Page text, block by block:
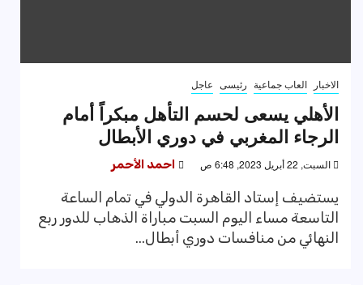
الاخبار العاب جماعية رئيسى عاجل
الأهلي يسعى لحسم التأهل مبكراً أمام
الرجاء المغربي في دوري الأبطال
السبت, 22 أبريل 2023, 6:48 ص احمد الأحمر
يستضيف إستاد القاهرة الدولي في تمام الساعة
التاسعة مساء اليوم السبت مباراة الذهاب للدور ربع
النهائي من منافسات دوري أبطال...